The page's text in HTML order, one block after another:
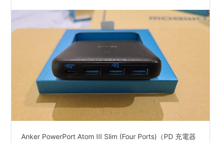
Anker PowerPort Atom III Slim (Four Ports)（PD 充電器